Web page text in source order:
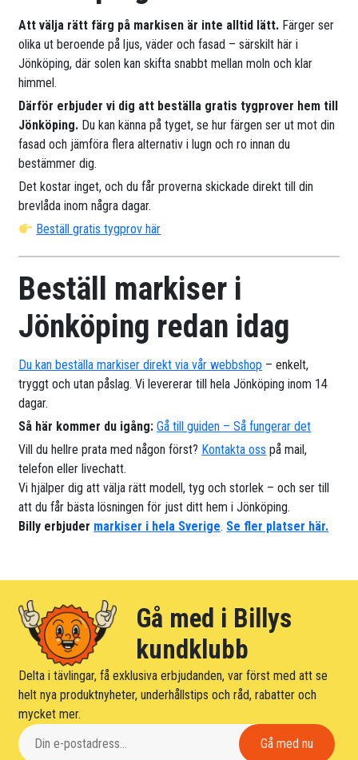
Att välja rätt färg på markisen är inte alltid lätt. Färger ser
olika ut beroende på ljus, väder och fasad – särskilt här i
Jönköping, där solen kan skifta snabbt mellan moln och klar
himmel.
Därför erbjuder vi dig att beställa gratis tygprover hem till
Jönköping. Du kan känna på tyget, se hur färgen ser ut mot din
fasad och jämföra flera alternativ i lugn och ro innan du
bestämmer dig.
Det kostar inget, och du får proverna skickade direkt till din
brevlåda inom några dagar.
Beställ gratis tygprov här
Beställ markiser i
Jönköping redan idag
Du kan beställa markiser direkt via vår webbshop – enkelt,
tryggt och utan påslag. Vi levererar till hela Jönköping inom 14
dagar.
Så här kommer du igång: Gå till guiden – Så fungerar det
Vill du hellre prata med någon först? Kontakta oss på mail,
telefon eller livechatt.
Vi hjälper dig att välja rätt modell, tyg och storlek – och ser till
att du får bästa lösningen för just ditt hem i Jönköping.
Billy erbjuder markiser i hela Sverige. Se fler platser här.
Gå med i Billys
kundklubb
Delta i tävlingar, få exklusiva erbjudanden, var först med att se
helt nya produktnyheter, underhållstips och råd, rabatter och
mycket mer.